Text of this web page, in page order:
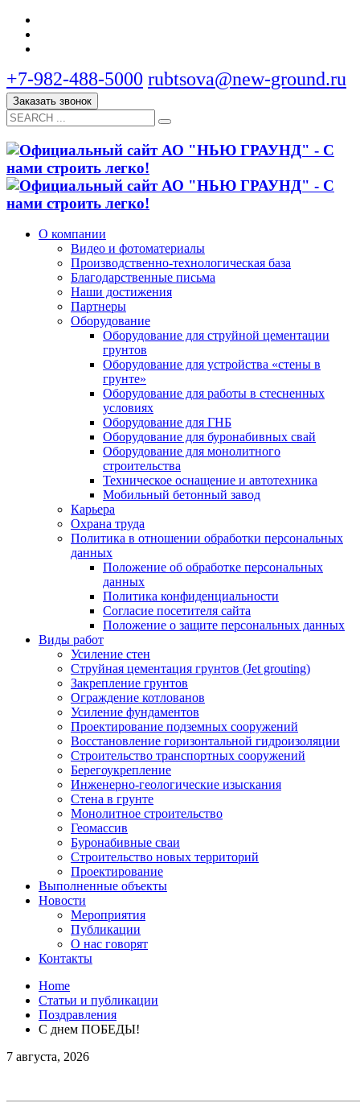
+7-982-488-5000 rubtsova@new-ground.ru
Заказать звонок
О компании
Видео и фотоматериалы
Производственно-технологическая база
Благодарственные письма
Наши достижения
Партнеры
Оборудование
Оборудование для струйной цементации
грунтов
Оборудование для устройства «стены в
грунте»
Оборудование для работы в стесненных
условиях
Оборудование для ГНБ
Оборудование для буронабивных свай
Оборудование для монолитного
строительства
Техническое оснащение и автотехника
Мобильный бетонный завод
Карьера
Охрана труда
Политика в отношении обработки персональных
данных
Положение об обработке персональных
данных
Политика конфиденциальности
Согласие посетителя сайта
Положение о защите персональных данных
Виды работ
Усиление стен
Струйная цементация грунтов (Jet grouting)
Закрепление грунтов
Ограждение котлованов
Усиление фундаментов
Проектирование подземных сооружений
Восстановление горизонтальной гидроизоляции
Строительство транспортных сооружений
Берегоукрепление
Инженерно-геологические изыскания
Стена в грунте
Монолитное строительство
Геомассив
Буронабивные сваи
Строительство новых территорий
Проектирование
Выполненные объекты
Новости
Мероприятия
Публикации
О нас говорят
Контакты
Home
Статьи и публикации
Поздравления
С днем ПОБЕДЫ!
7 августа, 2026